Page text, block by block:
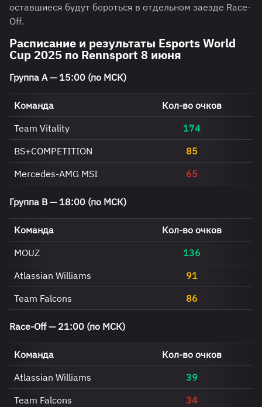
оставшиеся будут бороться в отдельном заезде Race-
Off.
Расписание и результаты Esports World
Cup 2025 по Rennsport 8 июня
Группа A — 15:00 (по МСК)
Команда
Кол-во очков
Team Vitality
174
BS+COMPETITION
85
Mercedes-AMG MSI
65
Группа B — 18:00 (по МСК)
Команда
Кол-во очков
MOUZ
136
Atlassian Williams
91
Team Falcons
86
Race-Off — 21:00 (по МСК)
Команда
Кол-во очков
Atlassian Williams
39
Team Falcons
34